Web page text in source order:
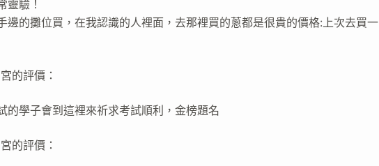
靈驗！
邊的攤位買，在我認識的人裡面，去那裡買的蔥都是很貴的價格:上次去買一
的評價：
的學子會到這裡來祈求考試順利，金榜題名
的評價：